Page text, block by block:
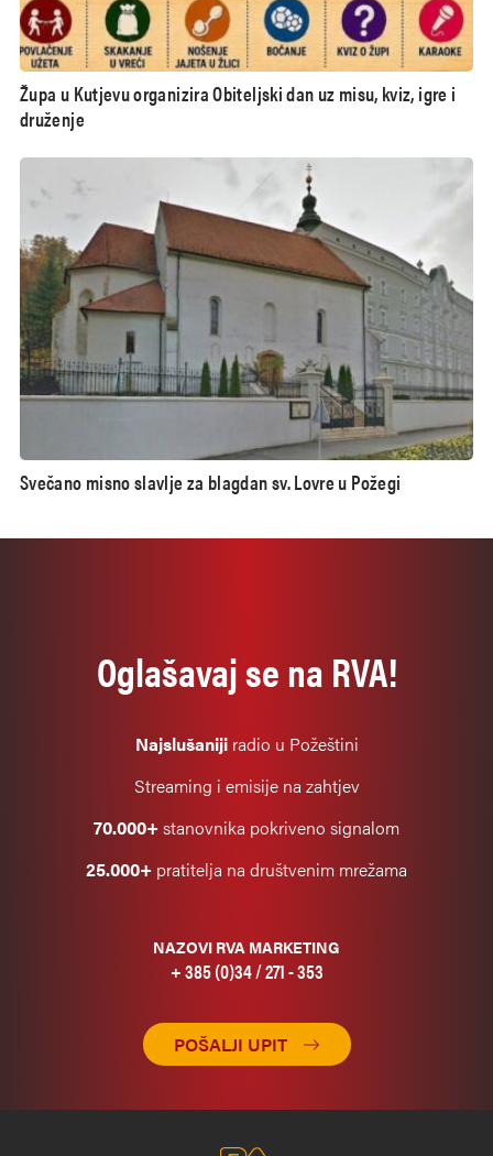
Župa u Kutjevu organizira Obiteljski dan uz misu, kviz, igre i
druženje
Svečano misno slavlje za blagdan sv. Lovre u Požegi
Oglašavaj se na RVA!
Najslušanijiradio u Požeštini
Streaming i emisije na zahtjev
70.000+stanovnika pokriveno signalom
25.000+ pratitelja na društvenim mrežama
NAZOVI RVA MARKETING
+ 385 (0)34 / 271 - 353
POŠALJI UPIT